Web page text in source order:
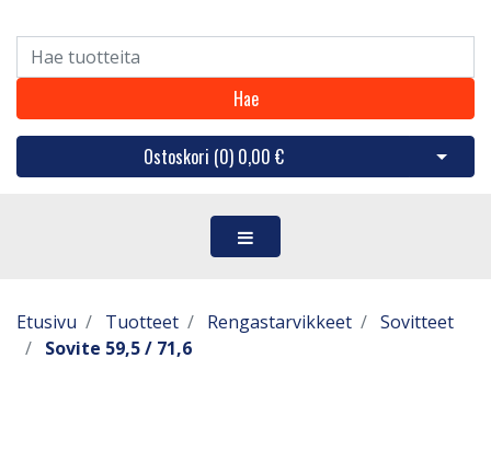
Hae
Ostoskori (0) 0,00 € Avaa
Etusivu Tuotteet Rengastarvikkeet
Sovitteet
Sovite 59,5 / 71,6